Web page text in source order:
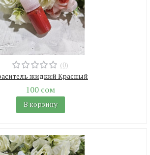
(0)
жидкий Красный
100 сом
В корзину